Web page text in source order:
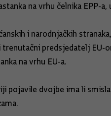
na vrhu čelnika EPP-
i narodnjačkih
predsjedatelj EU-
na vrhu EU-a.
pojavile dvojbe ima li